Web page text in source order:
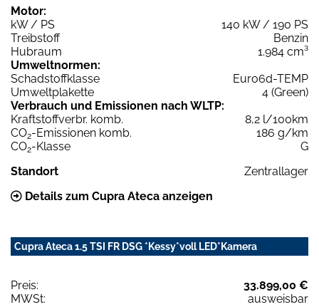
Motor:
kW / PS
140 kW / 190 PS
Treibstoff
Benzin
Hubraum
1.984 cm³
Umweltnormen:
Schadstoffklasse
Euro6d-TEMP
Umweltplakette
4 (Green)
Verbrauch und Emissionen nach WLTP:
Kraftstoffverbr. komb.
8,2 l/100km
CO2-Emissionen komb.
186 g/km
CO2-Klasse
G
Standort
Zentrallager
Details zum Cupra Ateca anzeigen
Cupra Ateca 1.5 TSI FR DSG *Kessy*voll LED*Kamera
Preis:
33.899,00 €
MWSt:
ausweisbar